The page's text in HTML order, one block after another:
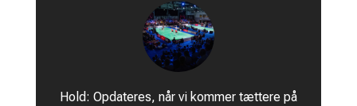
Hold: Opdateres, når vi kommer tættere på